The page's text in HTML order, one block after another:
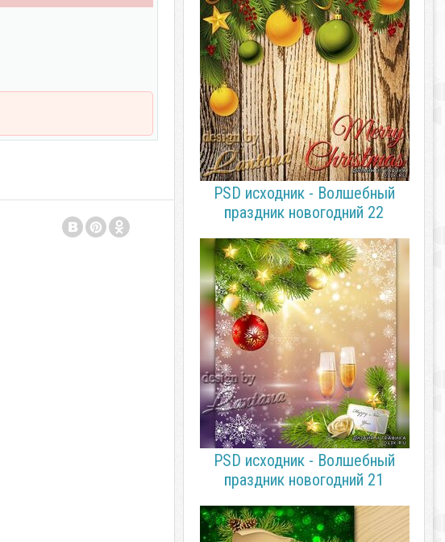
PSD исходник - Волшебный
праздник новогодний 22
PSD исходник - Волшебный
праздник новогодний 21